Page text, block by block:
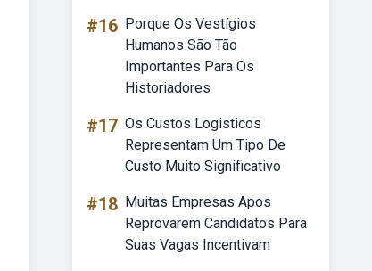
#16 Porque Os Vestígios
Humanos São Tão
Importantes Para Os
Historiadores
#17 Os Custos Logisticos
Representam Um Tipo De
Custo Muito Significativo
#18 Muitas Empresas Apos
Reprovarem Candidatos Para
Suas Vagas Incentivam